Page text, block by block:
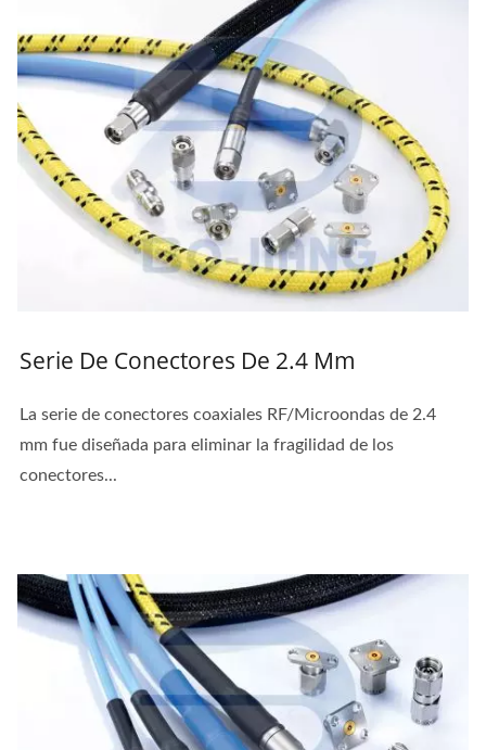
Serie De Conectores De 2.4 Mm
La serie de conectores coaxiales RF/Microondas de 2.4
mm fue diseñada para eliminar la fragilidad de los
conectores...